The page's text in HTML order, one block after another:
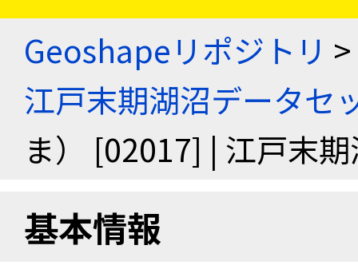
Geoshapeリポジトリ >
江戸末期湖沼データセ
ま） [02017] | 江戸末
基本情報